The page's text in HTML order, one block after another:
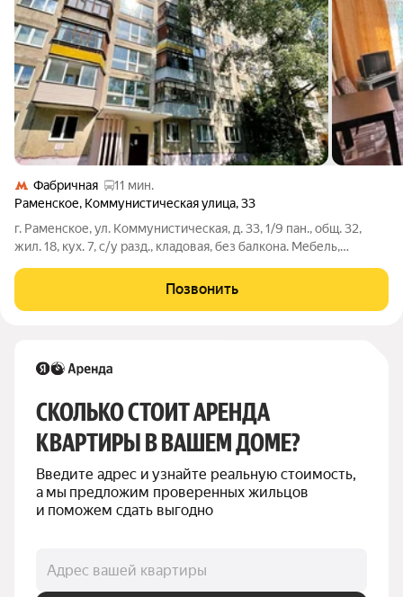
Фабричная
11 мин.
Раменское, Коммунистическая улица,33
г. Раменское, ул. Коммунистическая, д. 33, 1/9 пан., общ. 32,
жил. 18, кух. 7, с/у разд., кладовая, без балкона. Мебель,
Плотина. До станции Фабричная (D3) 2 км. Сдаётся
ответственным
Позвонить
СКОЛЬКО СТОИТ АРЕНДА
КВАРТИРЫ В ВАШЕМ ДОМЕ?
Введите адрес и узнайте реальную стоимость,
а мы предложим проверенных жильцов
и поможем сдать выгодно
Адрес вашей квартиры